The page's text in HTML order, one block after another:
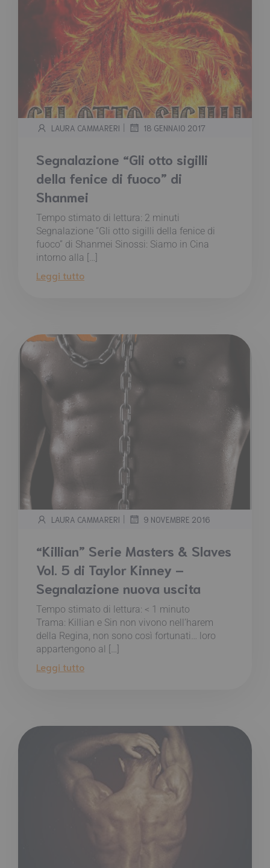
LAURA CAMMARERI | 18 GENNAIO 2017
Segnalazione “Gli otto sigilli
della fenice di fuoco” di
Shanmei
Tempo stimato di lettura: 2 minuti
Segnalazione “Gli otto sigilli della fenice di
fuoco” di Shanmei Sinossi: Siamo in Cina
intorno alla […]
Leggi tutto
LAURA CAMMARERI | 9 NOVEMBRE 2016
“Killian” Serie Masters & Slaves
Vol. 5 di Taylor Kinney –
Segnalazione nuova uscita
Tempo stimato di lettura: < 1 minuto
Trama: Killian e Sin non vivono nell’harem
della Regina, non sono così fortunati… loro
appartengono al […]
Leggi tutto